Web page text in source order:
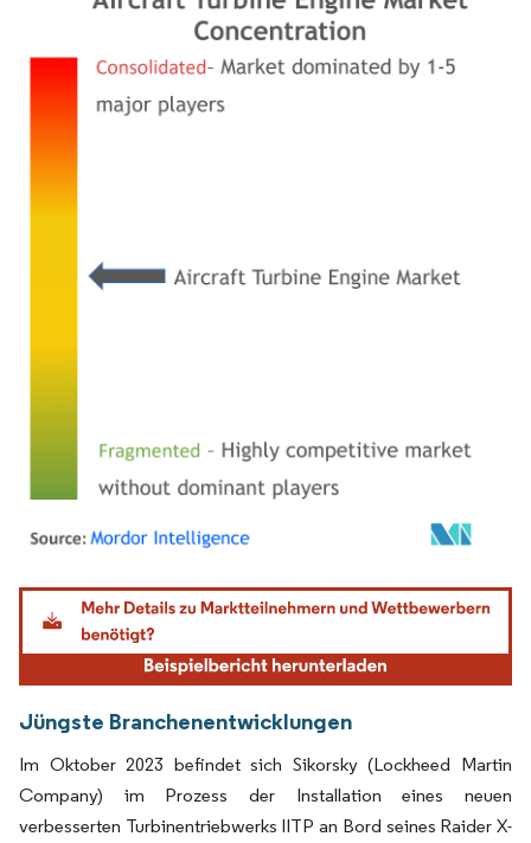
Bild © Mordor Intelligence. Wiederverwendung erfordert Namensnennung gemäß
Jüngste Branchenentwicklungen
Im Oktober 2023 befindet sich Sikorsky (Lockheed Martin
Company) im Prozess der Installation eines neuen
verbesserten Turbinentriebwerks IITP an Bord seines Raider X-